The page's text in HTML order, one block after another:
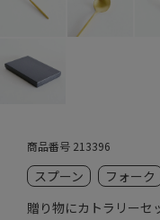
商品番号 213396
スプーン フォーク
贈り物にカトラリーセ